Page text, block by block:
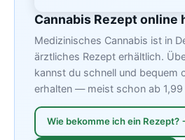
Cannabis Rezept online
Medizinisches Cannabis ist in
ärztliches Rezept erhältlich.
kannst du schnell und bequem
erhalten — meist schon ab
Wie bekomme ich ein Rezept?